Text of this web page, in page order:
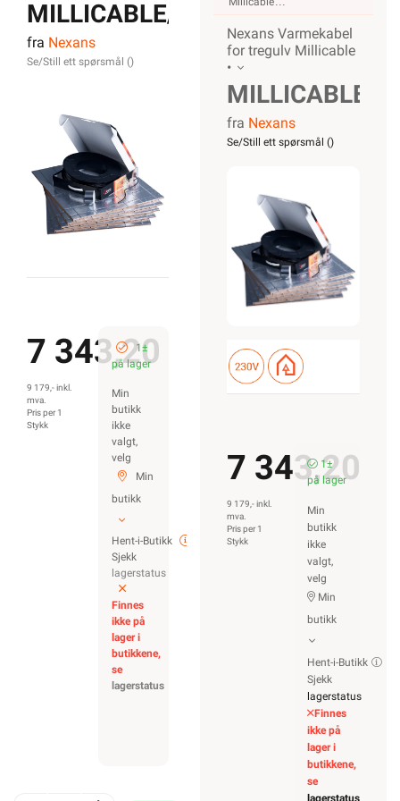
MILLICABLE/2
930/6 (HS)
kvm
fra Nexans
Se/Still ett spørsmål ()
7 343,20
9 179,- inkl.
mva.
Pris per 1
Stykk
1±
på lager
Min
butikk
ikke
valgt,
velg
Min
butikk
Hent-i-Butikk
Sjekk
lagerstatus
Finnes
ikke på
lager i
butikkene,
se
lagerstatus
Nexans Varmekabel
for tregulv Millicable
•
MILLICABLE/2
930/6 (HS)
kvm
fra Nexans
Se/Still ett spørsmål ()
7 343,20
9 179,- inkl.
mva.
Pris per 1
Stykk
1±
på lager
Min
butikk
ikke
valgt,
velg
Min
butikk
Hent-i-Butikk
Sjekk
lagerstatus
Finnes
ikke på
lager i
butikkene,
se
lagerstatus